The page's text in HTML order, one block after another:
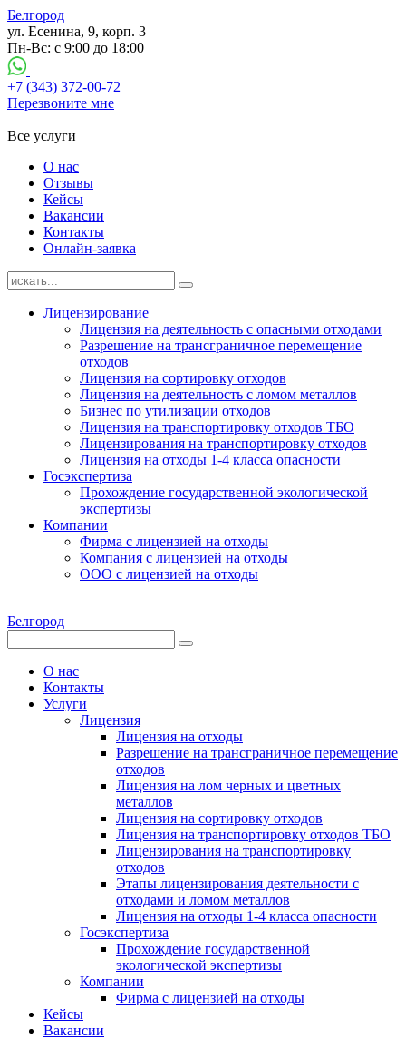
Белгород
ул. Есенина, 9, корп. 3
Пн-Вс: с 9:00 до 18:00
+7 (343) 372-00-72
Перезвоните мне
Все услуги
О нас
Отзывы
Кейсы
Вакансии
Контакты
Онлайн-заявка
Лицензирование
Лицензия на деятельность с опасными отходами
Разрешение на трансграничное перемещение
отходов
Лицензия на сортировку отходов
Лицензия на деятельность с ломом металлов
Бизнес по утилизации отходов
Лицензия на транспортировку отходов ТБО
Лицензирования на транспортировку отходов
Лицензия на отходы 1-4 класса опасности
Госэкспертиза
Прохождение государственной экологической
экспертизы
Компании
Фирма с лицензией на отходы
Компания с лицензией на отходы
ООО с лицензией на отходы
Белгород
О нас
Контакты
Услуги
Лицензия
Лицензия на отходы
Разрешение на трансграничное перемещение
отходов
Лицензия на лом черных и цветных
металлов
Лицензия на сортировку отходов
Лицензия на транспортировку отходов ТБО
Лицензирования на транспортировку
отходов
Этапы лицензирования деятельности с
отходами и ломом металлов
Лицензия на отходы 1-4 класса опасности
Госэкспертиза
Прохождение государственной
экологической экспертизы
Компании
Фирма с лицензией на отходы
Кейсы
Вакансии